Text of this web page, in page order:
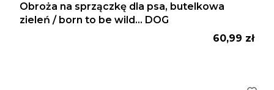
Obroża na sprzączkę dla psa, butelkowa
zieleń / born to be wild... DOG
Cena
60,99 zł